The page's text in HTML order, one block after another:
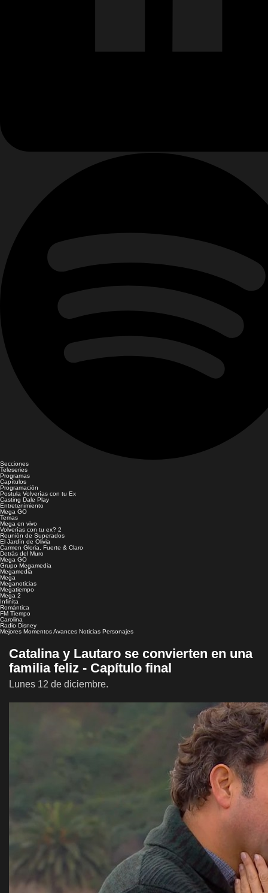
Secciones
Teleseries
Programas
Capítulos
Programación
Postula Volverías con tu Ex
Casting Dale Play
Entretenimiento
Mega GO
Temas
Mega en vivo
Volverías con tu ex? 2
Reunión de Superados
El Jardín de Olivia
Carmen Gloria, Fuerte & Claro
Detrás del Muro
Mega GO
Grupo Megamedia
Megamedia
Mega
Meganoticias
Megatiempo
Mega 2
Infinita
Romántica
FM Tiempo
Carolina
Radio Disney
Mejores MomentosAvances Noticias Personajes
Catalina y Lautaro se convierten en una
familia feliz - Capítulo final
Lunes 12 de diciembre.